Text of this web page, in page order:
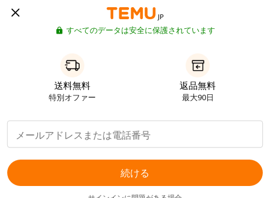
JP
すべてのデータは安全に保護されています
送料無料
特別オファー
返品無料
最大90日
続ける